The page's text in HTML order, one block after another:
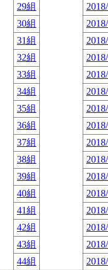
29組
30組
31組
32組
33組
34組
35組
36組
37組
38組
39組
40組
41組
42組
43組
44組